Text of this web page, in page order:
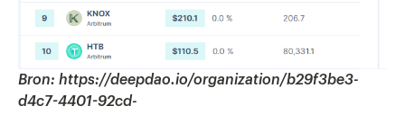
Bron: https://deepdao.io/organization/b29f3be3-
d4c7-4401-92cd-